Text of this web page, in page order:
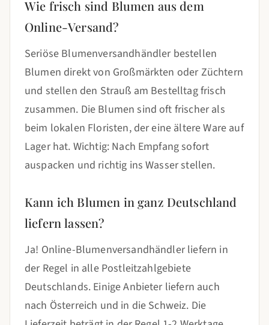
Wie frisch sind Blumen aus dem
Online-Versand?
Seriöse Blumenversandhändler bestellen
Blumen direkt von Großmärkten oder Züchtern
und stellen den Strauß am Bestelltag frisch
zusammen. Die Blumen sind oft frischer als
beim lokalen Floristen, der eine ältere Ware auf
Lager hat. Wichtig: Nach Empfang sofort
auspacken und richtig ins Wasser stellen.
Kann ich Blumen in ganz Deutschland
liefern lassen?
Ja! Online-Blumenversandhändler liefern in
der Regel in alle Postleitzahlgebiete
Deutschlands. Einige Anbieter liefern auch
nach Österreich und in die Schweiz. Die